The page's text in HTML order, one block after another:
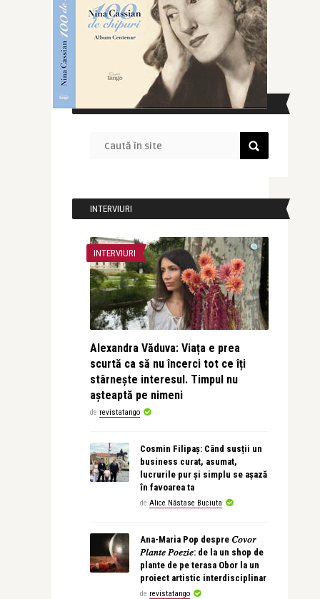
CAUTĂ ÎN SITE
INTERVIURI
INTERVIURI
Alexandra Văduva: Viața e prea
scurtă ca să nu încerci tot ce îți
stârnește interesul. Timpul nu
așteaptă pe nimeni
de revistatango
Cosmin Filipaș: Când susții un
business curat, asumat,
lucrurile pur și simplu se așază
în favoarea ta
de Alice Năstase Buciuta
Ana-Maria Pop despre 𝐶𝑜𝑣𝑜𝑟
𝑃𝑙𝑎𝑛𝑡𝑒 𝑃𝑜𝑒𝑧𝑖𝑒: de la un shop de
plante de pe terasa Obor la un
proiect artistic interdisciplinar
de revistatango